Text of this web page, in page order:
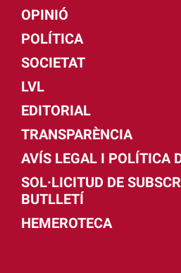
OPINIÓ
POLÍTICA
SOCIETAT
LVL
EDITORIAL
TRANSPARÈNCIA
AVÍS LEGAL I POLÍTICA
SOL·LICITUD DE
BUTLLETÍ
HEMEROTECA